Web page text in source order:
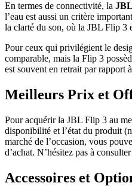
En termes de connectivité, la
l’eau est aussi un critère
la clarté du son, où la JBL Flip 3
Pour ceux qui privilégient le
comparable, mais la Flip 3
est souvent en retrait par rapport
Meilleurs Prix et
Pour acquérir la JBL Flip 3 au
disponibilité et l’état du produit
marché de l’occasion, vous
d’achat. N’hésitez pas à
Accessoires et